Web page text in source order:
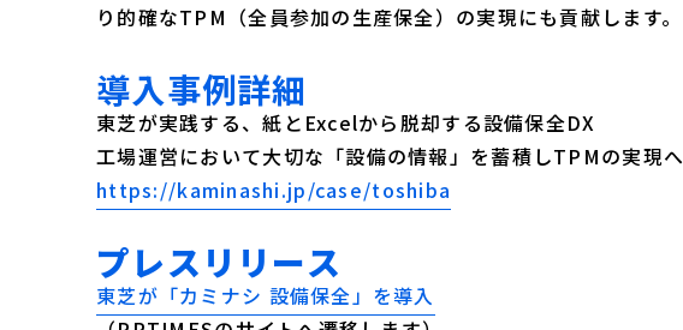
り的確なTPM（全員参加の生産保全）の実現にも貢献します。
導入事例詳細
東芝が実践する、紙とExcelから脱却する設備保全DX
工場運営において大切な「設備の情報」を蓄積しTPMの実現へ
https://kaminashi.jp/case/toshiba
プレスリリース
東芝が「カミナシ 設備保全」を導入